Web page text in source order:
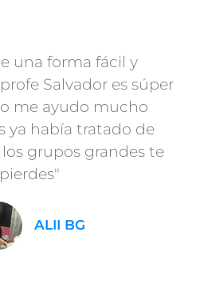
una forma fácil y
Salvador es súper
me ayudo mucho
ya había tratado de
grupos grandes te
pierdes"
ALII BG